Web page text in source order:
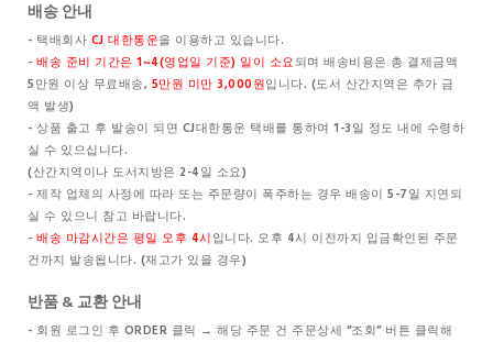
배송 안내
- 택배회사 CJ 대한통운을 이용하고 있습니다.
- 배송 준비 기간은 1~4(영업일 기준) 일이 소요 되며 배송비용은 총 결제금액
5만원 이상 무료배송, 5만원 미만 3,000원입니다. (도서 산간지역은 추가 금
액 발생)
- 상품 출고 후 발송이 되면 CJ대한통운 택배를 통하여 1-3일 정도 내에 수령하
실 수 있으십니다.
(산간지역이나 도서지방은 2-4일 소요)
- 제작 업체의 사정에 따라 또는 주문량이 폭주하는 경우 배송이 5-7일 지연되
실 수 있으니 참고 바랍니다.
- 배송 마감시간은 평일 오후 4시 입니다. 오후 4시 이전까지 입금확인된 주문
건까지 발송됩니다. (재고가 있을 경우)
반품 & 교환 안내
- 회원 로그인 후 ORDER 클릭 → 해당 주문 건 주문상세 “조회” 버튼 클릭해